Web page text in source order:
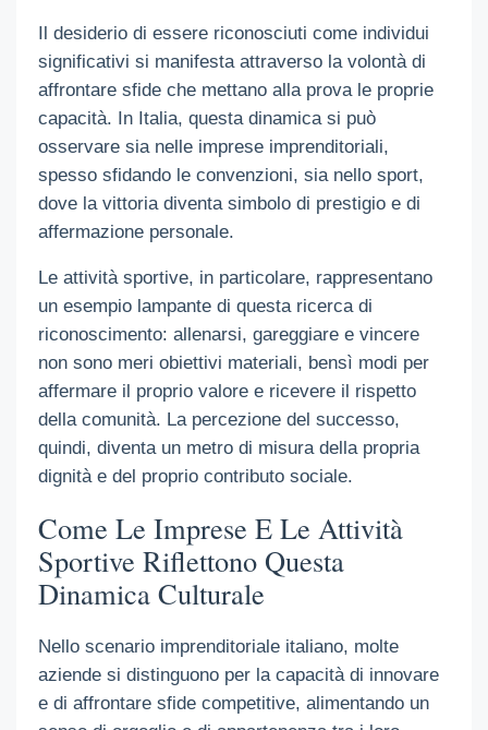
Il desiderio di essere riconosciuti come individui
significativi si manifesta attraverso la volontà di
affrontare sfide che mettano alla prova le proprie
capacità. In Italia, questa dinamica si può
osservare sia nelle imprese imprenditoriali,
spesso sfidando le convenzioni, sia nello sport,
dove la vittoria diventa simbolo di prestigio e di
affermazione personale.
Le attività sportive, in particolare, rappresentano
un esempio lampante di questa ricerca di
riconoscimento: allenarsi, gareggiare e vincere
non sono meri obiettivi materiali, bensì modi per
affermare il proprio valore e ricevere il rispetto
della comunità. La percezione del successo,
quindi, diventa un metro di misura della propria
dignità e del proprio contributo sociale.
Come Le Imprese E Le Attività
Sportive Riflettono Questa
Dinamica Culturale
Nello scenario imprenditoriale italiano, molte
aziende si distinguono per la capacità di innovare
e di affrontare sfide competitive, alimentando un